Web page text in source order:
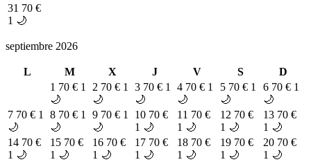
31 70 €
1 🌙
septiembre 2026
L M X J V S
D
1 70 € 1
🌙
2 70 € 1
🌙
3 70 € 1
🌙
4 70 € 1
🌙
5 70 € 1
🌙
6 70 € 1
🌙
7 70 € 1
🌙
8 70 € 1
🌙
9 70 € 1
🌙
10 70 €
1 🌙
11 70 €
1 🌙
12 70 €
1 🌙
13 70 €
1 🌙
14 70 €
1 🌙
15 70 €
1 🌙
16 70 €
1 🌙
17 70 €
1 🌙
18 70 €
1 🌙
19 70 €
1 🌙
20 70 €
1 🌙